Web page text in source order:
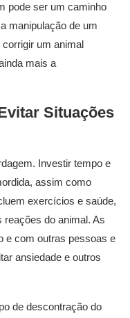
pode ser um caminho
manipulação de um
um animal
mais a
Situações
Investir tempo e
assim como
exercícios e saúde,
reações do animal. As
e com outras pessoas e
ansiedade e outros
de descontração do